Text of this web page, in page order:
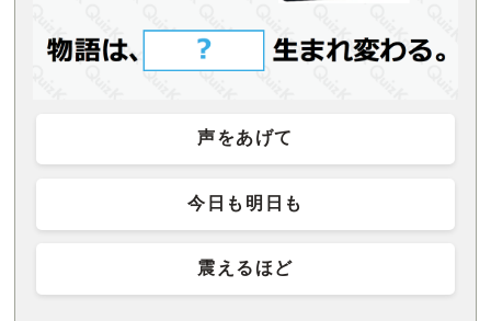
声をあげて
今日も明日も
震えるほど